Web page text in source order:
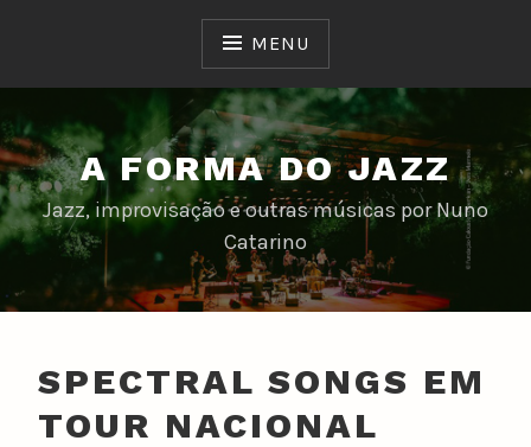
MENU
A FORMA DO JAZZ
Jazz, improvisação e outras músicas por Nuno
Catarino
SPECTRAL SONGS EM
TOUR NACIONAL